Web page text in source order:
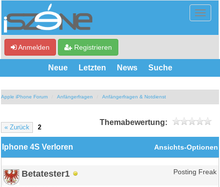
Anmelden Registrieren
Neue Letzten News Suche
Apple iPhone Forum Anfängerfragen Anfängerfragen & Notdienst
« Zurück 2
Themabewertung:
Ansichts-Optionen
Iphone 4S Verloren
Betatester1 Posting Freak